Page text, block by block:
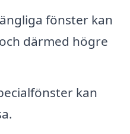
fönster kan
därmed högre
kan